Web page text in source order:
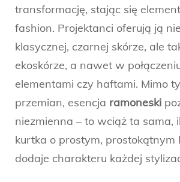
transformację, stając się
fashion. Projektanci oferują ją
klasycznej, czarnej skórze, ale
ekoskórze, a nawet w
elementami czy haftami. Mimo
przemian, esencja ramoneski
niezmienna – to wciąż ta sama,
kurtka o prostym, prostokątnym
dodaje charakteru każdej